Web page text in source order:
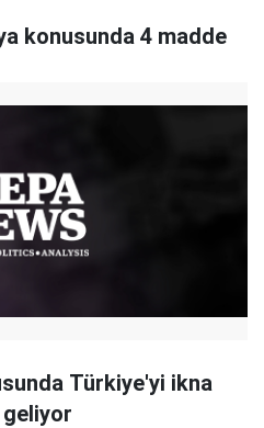
konusunda 4 madde
Türkiye'yi ikna